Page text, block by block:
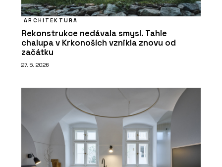
ARCHITEKTURA
Rekonstrukce nedávala smysl. Tahle
chalupa v Krkonoších vznikla znovu od
začátku
27. 5. 2026